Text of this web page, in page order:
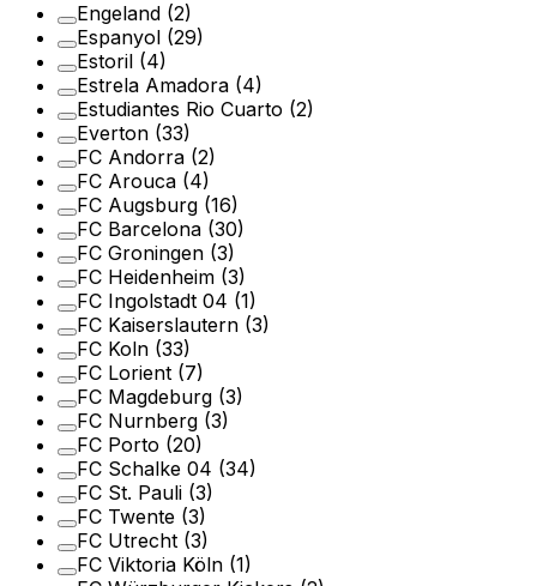
Engeland (2)
Espanyol (29)
Estoril (4)
Estrela Amadora (4)
Estudiantes Rio Cuarto (2)
Everton (33)
FC Andorra (2)
FC Arouca (4)
FC Augsburg (16)
FC Barcelona (30)
FC Groningen (3)
FC Heidenheim (3)
FC Ingolstadt 04 (1)
FC Kaiserslautern (3)
FC Koln (33)
FC Lorient (7)
FC Magdeburg (3)
FC Nurnberg (3)
FC Porto (20)
FC Schalke 04 (34)
FC St. Pauli (3)
FC Twente (3)
FC Utrecht (3)
FC Viktoria Köln (1)